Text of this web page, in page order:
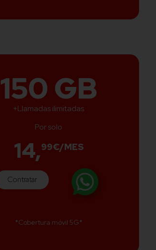
150 GB
+Llamadas ilimitadas
Por solo
14,99€/MES
Contratar
*Cobertura móvil 5G*